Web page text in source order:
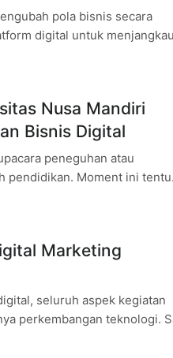
pola bisnis secara
digital untuk
Nusa Mandiri
Bisnis Digital
peneguhan atau
pendidikan. Moment ini tentu
Marketing
seluruh aspek kegiatan
perkembangan teknologi.